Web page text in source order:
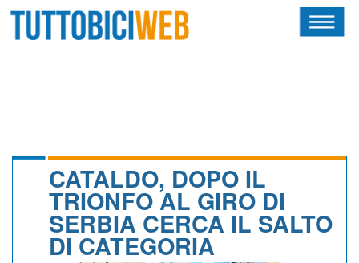
CALENDARIO
CATALDO, DOPO IL
TRIONFO AL GIRO DI
SERBIA CERCA IL SALTO
DI CATEGORIA